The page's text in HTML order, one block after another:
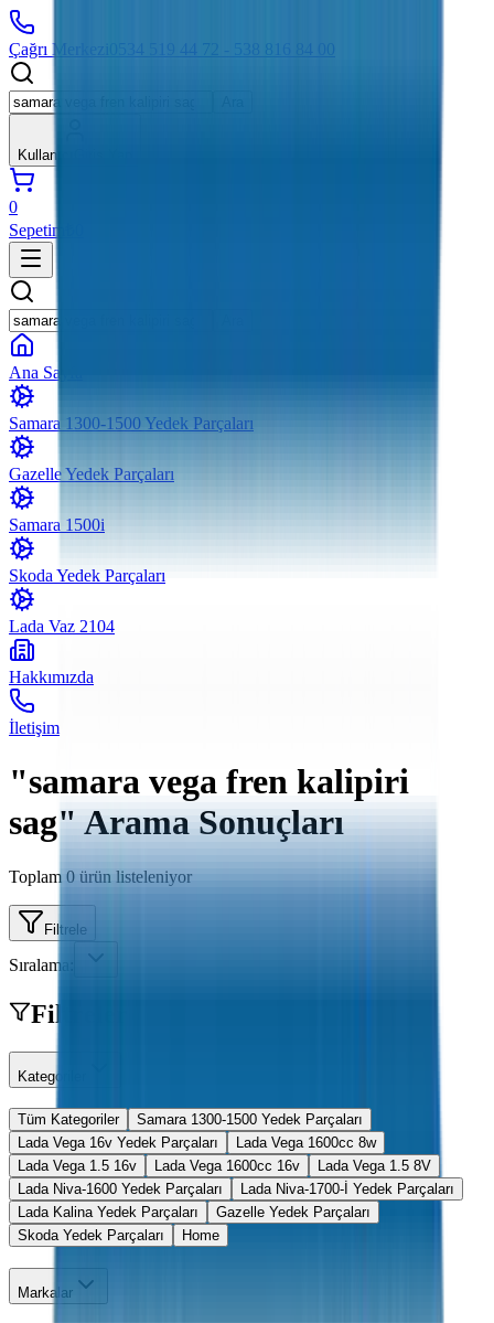
Çağrı Merkezi
Kullanıcı
0
Sepetim
Ana Sayfa
Samara 1300-1500 Yedek Parçaları
Gazelle Yedek Parçaları
Samara 1500i
Skoda Yedek Parçaları
Lada Vaz 2104
Hakkımızda
İletişim
"samara vega fren kalipiri
sag" Arama Sonuçları
Toplam 0 ürün listeleniyor
Filtrele
Sıralama:
Filtreler
Kategoriler
Tüm Kategoriler
Samara 1300-1500 Yedek Parçaları
Lada Vega 16v Yedek Parçaları
Lada Vega 1600cc 8w
Lada Vega 1.5 16v
Lada Vega 1600cc 16v
Lada Vega 1.5 8V
Lada Niva-1600 Yedek Parçaları
Lada Niva-1700-İ Yedek Parçaları
Lada Kalina Yedek Parçaları
Gazelle Yedek Parçaları
Skoda Yedek Parçaları
Home
Markalar